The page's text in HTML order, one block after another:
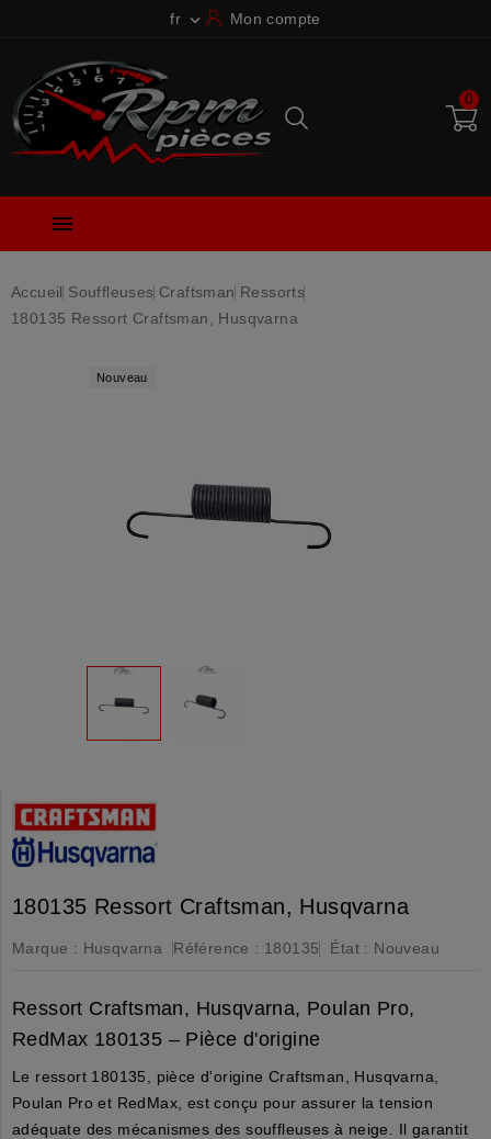
fr  Mon compte
0

Accueil Souffleuses Craftsman Ressorts
180135 Ressort Craftsman, Husqvarna
Nouveau
180135 Ressort Craftsman, Husqvarna
Marque : Husqvarna Référence : 180135 État : Nouveau
Ressort Craftsman, Husqvarna, Poulan Pro,
RedMax 180135 – Pièce d'origine
Le ressort 180135, pièce d'origine Craftsman, Husqvarna,
Poulan Pro et RedMax, est conçu pour assurer la tension
adéquate des mécanismes des souffleuses à neige. Il garantit